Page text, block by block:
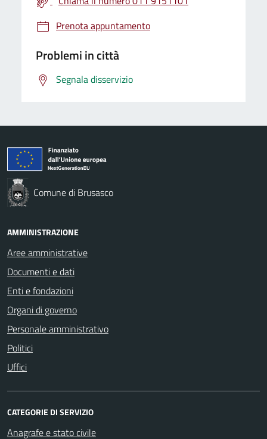
Prenota appuntamento
Problemi in città
Segnala disservizio
Comune di Brusasco
AMMINISTRAZIONE
Aree amministrative
Documenti e dati
Enti e fondazioni
Organi di governo
Personale amministrativo
Politici
Uffici
CATEGORIE DI SERVIZIO
Anagrafe e stato civile